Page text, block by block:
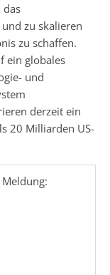
das
zu skalieren
zu schaffen.
ein globales
und
derzeit ein
20 Milliarden US-